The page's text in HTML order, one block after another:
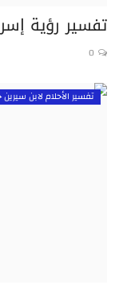
تفسير رؤية
0
تفسير الأحلام لابن